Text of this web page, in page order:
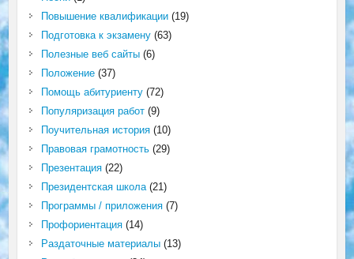
Повышение квалификации(19)
Подготовка к экзамену(63)
Полезные веб сайты(6)
Положение(37)
Помощь абитуриенту(72)
Популяризация работ(9)
Поучительная история(10)
Правовая грамотность(29)
Презентация(22)
Президентская школа(21)
Программы / приложения(7)
Профориентация(14)
Раздаточные материалы(13)